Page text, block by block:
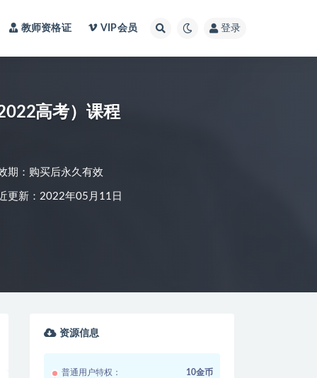
教师资格证 VIP会员 登录
高考）课程
期：购买后永久有效
更新：2022年05月11日
资源信息
普通用户特权： 10金币